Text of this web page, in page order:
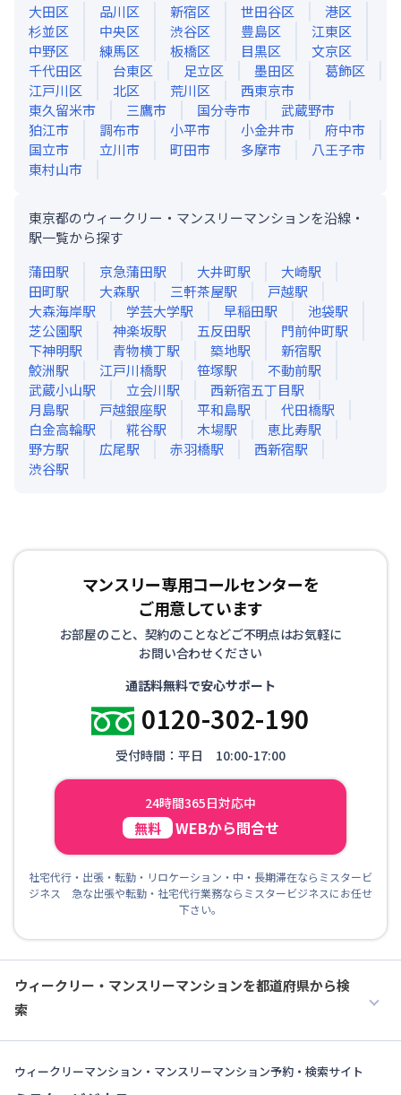
大田区
品川区 新宿区 世田谷区
港区
杉並区
中央区 渋谷区 豊島区
江東区
中野区
練馬区 板橋区 目黒区
文京区
千代田区
台東区 足立区 墨田区
葛飾区
江戸川区
北区 荒川区
西東京市
東久留米市
三鷹市 国分寺市
武蔵野市
狛江市
調布市 小平市 小金井市
府中市
国立市
立川市 町田市 多摩市
八王子市
東村山市
東京都のウィークリー・マンスリーマンションを沿線・
駅一覧から探す
蒲田駅 京急蒲田駅 大井町駅 大崎駅
田町駅 大森駅 三軒茶屋駅 戸越駅
大森海岸駅 学芸大学駅 早稲田駅 池袋駅
芝公園駅 神楽坂駅 五反田駅 門前仲町駅
下神明駅 青物横丁駅 築地駅 新宿駅
鮫洲駅 江戸川橋駅 笹塚駅 不動前駅
武蔵小山駅 立会川駅 西新宿五丁目駅
月島駅 戸越銀座駅 平和島駅 代田橋駅
白金高輪駅 糀谷駅 木場駅 恵比寿駅
野方駅 広尾駅 赤羽橋駅 西新宿駅
渋谷駅
マンスリー専用コールセンターを
ご用意しています
お部屋のこと、契約のことなどご不明点はお気軽に
お問い合わせください
通話料無料で安心サポート
0120-302-190
受付時間：平日 10:00-17:00
24時間365日対応中
無料 WEBから問合せ
社宅代行・出張・転勤・リロケーション・中・長期滞在ならミスタービ
ジネス 急な出張や転勤・社宅代行業務ならミスタービジネスにお任せ
下さい。
ウィークリー・マンスリーマンションを都道府県から検
索
ウィークリーマンション・マンスリーマンション予約・検索サイト